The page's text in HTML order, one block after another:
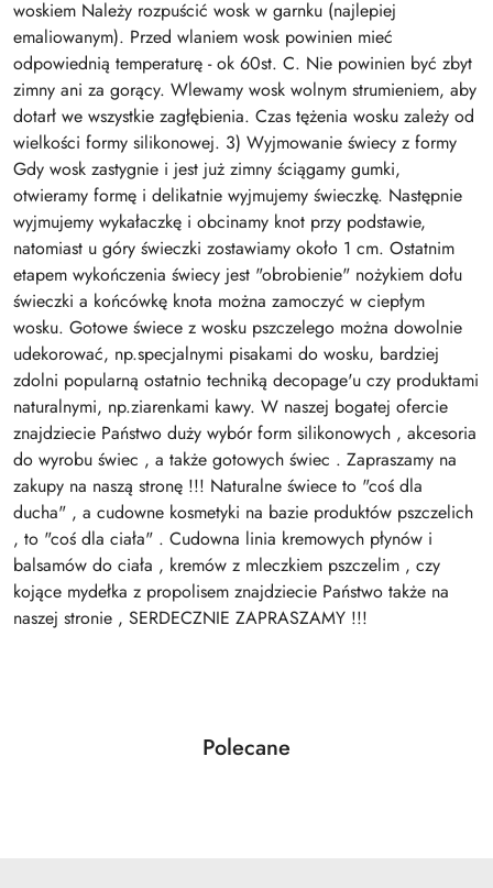
woskiem Należy rozpuścić wosk w garnku (najlepiej
emaliowanym). Przed wlaniem wosk powinien mieć
odpowiednią temperaturę - ok 60st. C. Nie powinien być zbyt
zimny ani za gorący. Wlewamy wosk wolnym strumieniem, aby
dotarł we wszystkie zagłębienia. Czas tężenia wosku zależy od
wielkości formy silikonowej. 3) Wyjmowanie świecy z formy
Gdy wosk zastygnie i jest już zimny ściągamy gumki,
otwieramy formę i delikatnie wyjmujemy świeczkę. Następnie
wyjmujemy wykałaczkę i obcinamy knot przy podstawie,
natomiast u góry świeczki zostawiamy około 1 cm. Ostatnim
etapem wykończenia świecy jest "obrobienie" nożykiem dołu
świeczki a końcówkę knota można zamoczyć w ciepłym
wosku. Gotowe świece z wosku pszczelego można dowolnie
udekorować, np.specjalnymi pisakami do wosku, bardziej
zdolni popularną ostatnio techniką decopage'u czy produktami
naturalnymi, np.ziarenkami kawy. W naszej bogatej ofercie
znajdziecie Państwo duży wybór form silikonowych , akcesoria
do wyrobu świec , a także gotowych świec . Zapraszamy na
zakupy na naszą stronę !!! Naturalne świece to "coś dla
ducha" , a cudowne kosmetyki na bazie produktów pszczelich
, to "coś dla ciała" . Cudowna linia kremowych płynów i
balsamów do ciała , kremów z mleczkiem pszczelim , czy
kojące mydełka z propolisem znajdziecie Państwo także na
naszej stronie , SERDECZNIE ZAPRASZAMY !!!
Pomiń karuzelę produktów
Produkty
Polecane